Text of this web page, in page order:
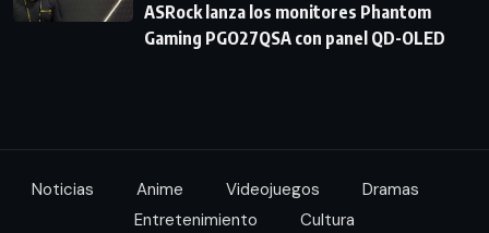
ASRock lanza los monitores Phantom
Gaming PGO27QSA con panel QD-OLED
Noticias Anime Videojuegos
Dramas
Entretenimiento
Cultura